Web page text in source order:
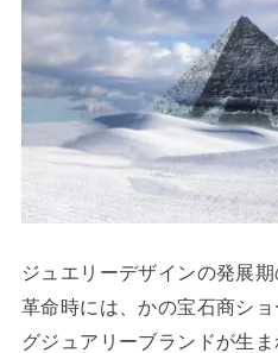
ジュエリーデザインの発展
革命時には、かの宝石商シ
グジュアリーブランドが生